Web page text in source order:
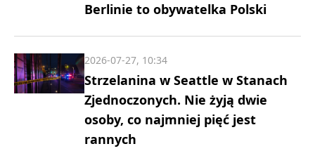
Berlinie to obywatelka Polski
Strzelanina w Seattle w Stanach
Zjednoczonych. Nie żyją dwie
osoby, co najmniej pięć jest
rannych
2026-07-27, 10:34